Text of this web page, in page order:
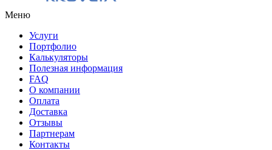
Меню
Услуги
Портфолио
Калькуляторы
Полезная информация
FAQ
О компании
Оплата
Доставка
Отзывы
Партнерам
Контакты